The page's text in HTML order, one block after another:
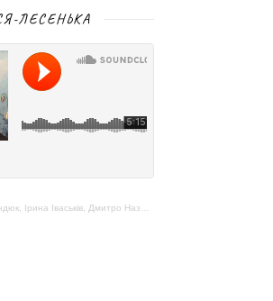
ЛЕСЕНЬКА
Іваськів, Дмитро Назаренко – Леся-Лесенька